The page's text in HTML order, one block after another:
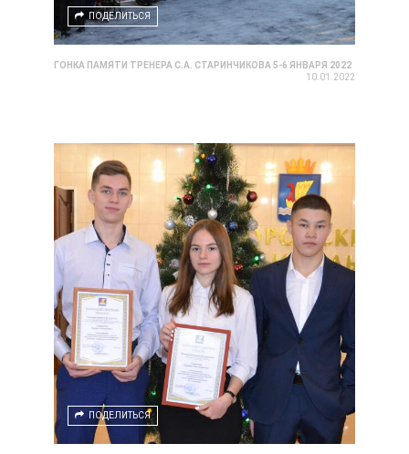
ПОДЕЛИТЬСЯ
ГОНКА ПАМЯТИ ТРЕНЕРА С.А. СТАРИНЧИКОВА 5-6 ЯНВАРЯ 2022
10.01.2022
ПОДЕЛИТЬСЯ